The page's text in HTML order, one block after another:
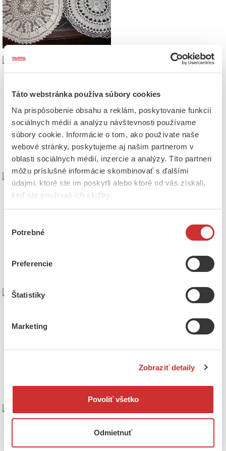
Táto webstránka používa súbory cookies
Na prispôsobenie obsahu a reklám, poskytovanie funkcií
sociálnych médií a analýzu návštevnosti používame
súbory cookie. Informácie o tom, ako používate naše
webové stránky, poskytujeme aj našim partnerom v
oblasti sociálnych médií, inzercie a analýzy. Títo partneri
môžu príslušné informácie skombinovať s ďalšími
údajmi, ktoré ste im poskytli alebo ktoré od vás získali,
keď ste používali ich služby.
súhlasu
Potrebné
Preferencie
Štatistiky
Marketing
Zobraziť detaily
Povoliť všetko
Odmietnuť